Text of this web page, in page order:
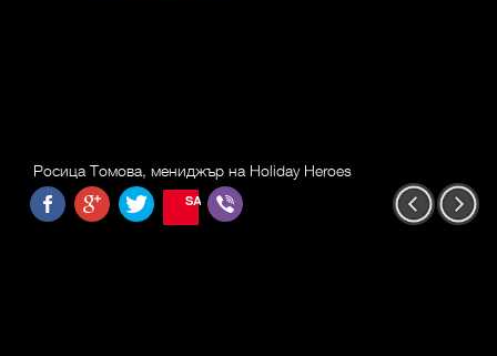
Росица Томова, мениджър на Holiday Heroes
SAVE